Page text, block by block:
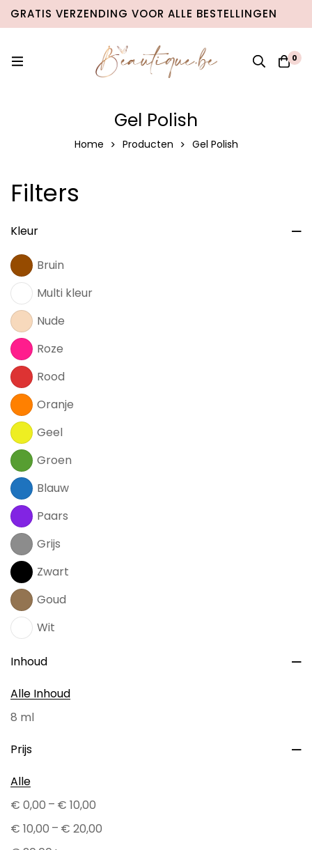
GRATIS VERZENDING VOOR ALLE BESTELLINGEN
VANAF €100 IN BELGIË & €120 NAAR NEDERLAND!
0
Gel Polish
Home Producten Gel Polish
Filters
Kleur
Bruin
Multi kleur
Nude
Roze
Rood
Oranje
Geel
Groen
Blauw
Paars
Grijs
Zwart
Goud
Wit
Inhoud
Alle Inhoud
8 ml
Prijs
Alle
€ 0,00 – € 10,00
€ 10,00 – € 20,00